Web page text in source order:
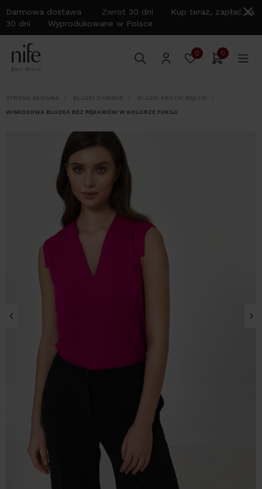
Darmowa dostawa Zwrot 30 dni Kup teraz, zapłać za
30 dni Wyprodukowane w Polsce
0 0
STRONA GŁÓWNA BLUZKI DAMSKIE BLUZKI KRÓTKI RĘKAW
WISKOZOWA BLUZKA BEZ RĘKAWÓW W KOLORZE FUKSJI